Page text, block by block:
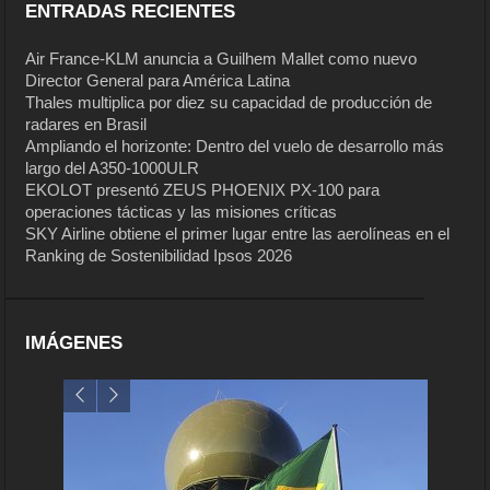
ENTRADAS RECIENTES
Air France-KLM anuncia a Guilhem Mallet como nuevo
Director General para América Latina
Thales multiplica por diez su capacidad de producción de
radares en Brasil
Ampliando el horizonte: Dentro del vuelo de desarrollo más
largo del A350-1000ULR
EKOLOT presentó ZEUS PHOENIX PX-100 para
operaciones tácticas y las misiones críticas
SKY Airline obtiene el primer lugar entre las aerolíneas en el
Ranking de Sostenibilidad Ipsos 2026
IMÁGENES